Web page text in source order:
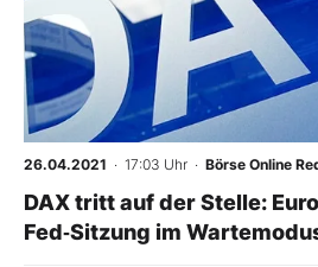
26.04.2021 · 17:03 Uhr · Börse Online
DAX tritt auf der Stelle:
Fed‑Sitzung im